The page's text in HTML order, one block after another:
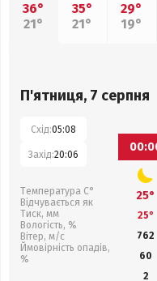
36°
21°
35°
21°
29°
19°
П'ятниця, 7 серпня
Схід:05:08
Захід:20:06
Температура С°
Відчувається як
Тиск, мм
Вологість, %
Вітер, м/с
Ймовірність опадів,
%
25°
25°
762
60
2